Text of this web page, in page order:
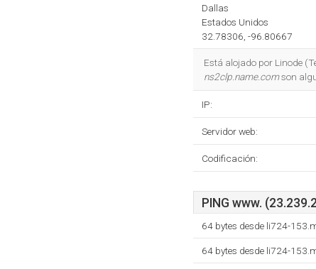
Dallas
Estados Unidos
32.78306, -96.80667
Está alojado por Linode
ns2clp.name.comson
IP:
Servidor web:
Codificación:
PING www.
64 bytes desde li724-
64 bytes desde li724-